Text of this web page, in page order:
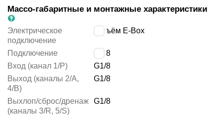
Массо-габаритные и монтажные характеристики
Электрическое
подключение
разъём E-Box
Подключение
G1/8
Вход (канал 1/P)
G1/8
Выход (каналы 2/A,
4/B)
G1/8
Выхлоп/сброс/дренаж
(каналы 3/R, 5/S)
G1/8